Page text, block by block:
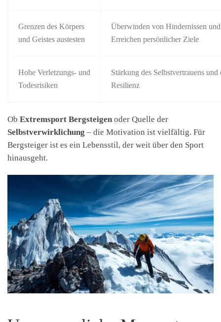
Grenzen des Körpers
und Geistes austesten
Überwinden von Hindernissen und
Erreichen persönlicher Ziele
Hohe Verletzungs- und
Todesrisiken
Stärkung des Selbstvertrauens und
Resilienz
Ob Extremsport Bergsteigen oder Quelle der
Selbstverwirklichung – die Motivation ist vielfältig. Für
Bergsteiger ist es ein Lebensstil, der weit über den Sport
hinausgeht.